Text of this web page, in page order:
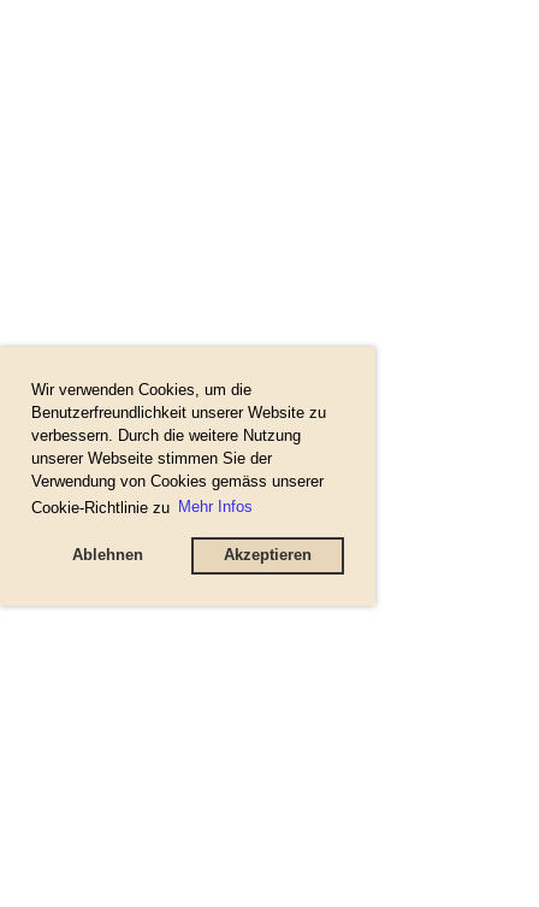
Wir verwenden Cookies, um die
Benutzerfreundlichkeit unserer Website zu
verbessern. Durch die weitere Nutzung
unserer Webseite stimmen Sie der
Verwendung von Cookies gemäss unserer
Cookie-Richtlinie zu Mehr Infos
Ablehnen Akzeptieren